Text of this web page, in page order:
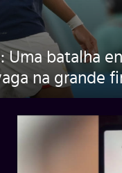
Uma batalha
na grande